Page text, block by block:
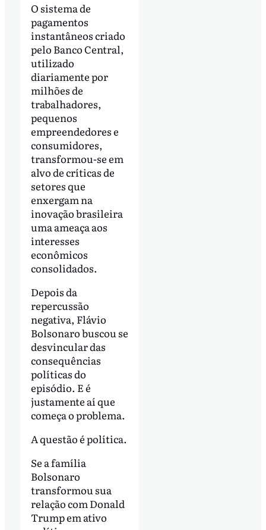
O sistema de
pagamentos
instantâneos criado
pelo Banco Central,
utilizado
diariamente por
milhões de
trabalhadores,
pequenos
empreendedores e
consumidores,
transformou-se em
alvo de críticas de
setores que
enxergam na
inovação brasileira
uma ameaça aos
interesses
econômicos
consolidados.
Depois da
repercussão
negativa, Flávio
Bolsonaro buscou se
desvincular das
consequências
políticas do
episódio. E é
justamente aí que
começa o problema.
A questão é política.
Se a família
Bolsonaro
transformou sua
relação com Donald
Trump em ativo